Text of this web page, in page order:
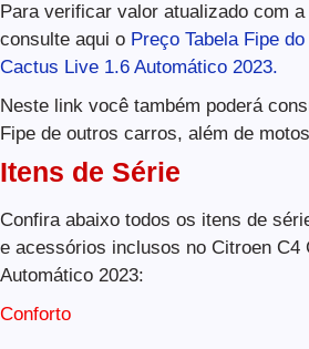
Para verificar valor atualizado com a
consulte aqui o Preço Tabela Fipe
Cactus Live 1.6 Automático 2023.
Neste link você também poderá
Fipe de outros carros, além de
Itens de Série
Confira abaixo todos os itens de
e acessórios inclusos no Citroen C4
Automático 2023:
Conforto